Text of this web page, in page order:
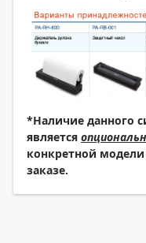
*Наличие данного
является
конкретной
заказе.